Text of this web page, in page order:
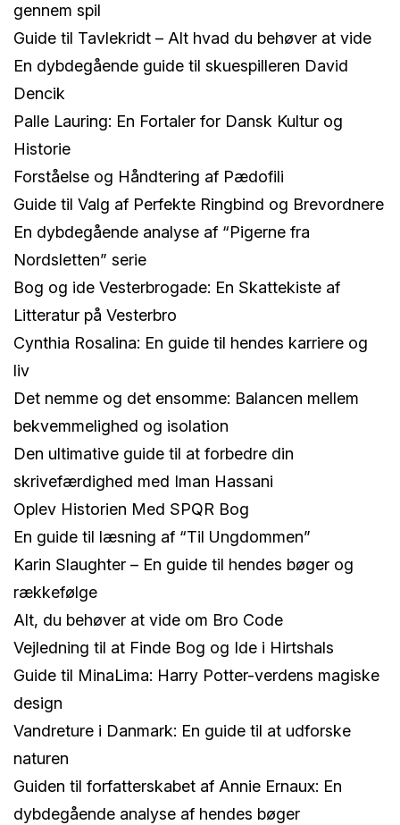
gennem spil
Guide til Tavlekridt – Alt hvad du behøver at vide
En dybdegående guide til skuespilleren David
Dencik
Palle Lauring: En Fortaler for Dansk Kultur og
Historie
Forståelse og Håndtering af Pædofili
Guide til Valg af Perfekte Ringbind og Brevordnere
En dybdegående analyse af “Pigerne fra
Nordsletten” serie
Bog og ide Vesterbrogade: En Skattekiste af
Litteratur på Vesterbro
Cynthia Rosalina: En guide til hendes karriere og
liv
Det nemme og det ensomme: Balancen mellem
bekvemmelighed og isolation
Den ultimative guide til at forbedre din
skrivefærdighed med Iman Hassani
Oplev Historien Med SPQR Bog
En guide til læsning af “Til Ungdommen”
Karin Slaughter – En guide til hendes bøger og
rækkefølge
Alt, du behøver at vide om Bro Code
Vejledning til at Finde Bog og Ide i Hirtshals
Guide til MinaLima: Harry Potter-verdens magiske
design
Vandreture i Danmark: En guide til at udforske
naturen
Guiden til forfatterskabet af Annie Ernaux: En
dybdegående analyse af hendes bøger